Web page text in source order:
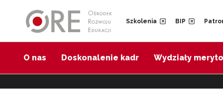
Szkolenia BIP
O nas Doskonalenie kadr Wydziały